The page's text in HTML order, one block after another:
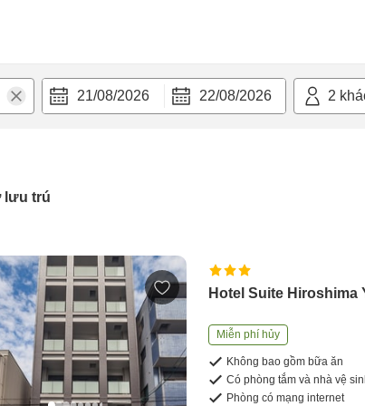
21/08/2026 22/08/2026 2
lưu trú
Hotel Suite Hiroshima
Miễn phí hủy
Không bao gồm bữa ăn
Có phòng tắm và nhà vệ
Phòng có mạng internet